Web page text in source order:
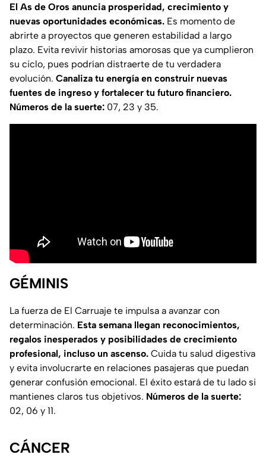
El As de Oros anuncia prosperidad, crecimiento y
nuevas oportunidades económicas. Es momento de
abrirte a proyectos que generen estabilidad a largo
plazo. Evita revivir historias amorosas que ya cumplieron
su ciclo, pues podrían distraerte de tu verdadera
evolución. Canaliza tu energía en construir nuevas
fuentes de ingreso y fortalecer tu futuro financiero.
Números de la suerte: 07, 23 y 35.
GÉMINIS
La fuerza de El Carruaje te impulsa a avanzar con
determinación. Esta semana llegan reconocimientos,
regalos inesperados y posibilidades de crecimiento
profesional, incluso un ascenso. Cuida tu salud digestiva
y evita involucrarte en relaciones pasajeras que puedan
generar confusión emocional. El éxito estará de tu lado si
mantienes claros tus objetivos. Números de la suerte:
02, 06 y 11.
CÁNCER